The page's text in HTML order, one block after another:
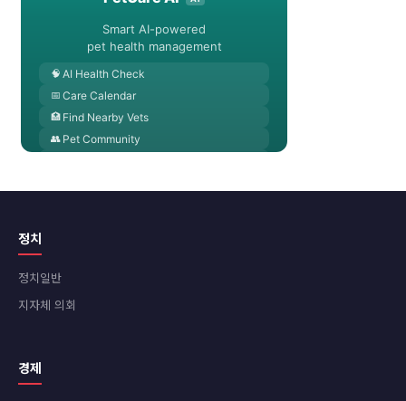
정치
정치일반
지자체 의회
경제